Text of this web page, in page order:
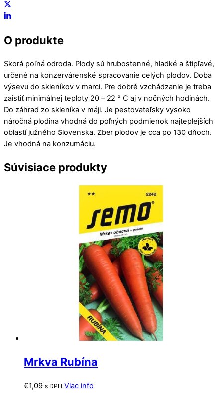
O produkte
Skorá poľná odroda. Plody sú hrubostenné, hladké a štipľavé,
určené na konzervárenské spracovanie celých plodov. Doba
výsevu do skleníkov v marci. Pre dobré vzchádzanie je treba
zaistiť minimálnej teploty 20 – 22 ° C aj v nočných hodinách.
Do záhrad zo skleníka v máji. Je pestovateľsky vysoko
náročná plodina vhodná do poľných podmienok najteplejších
oblastí južného Slovenska. Zber plodov je cca po 130 dňoch.
Je vhodná na konzumáciu.
Súvisiace produkty
Mrkva Rubína
€1,09 s DPH Viac info